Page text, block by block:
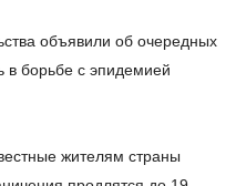
объявили об очередных
в борьбе с эпидемией
жителям страны